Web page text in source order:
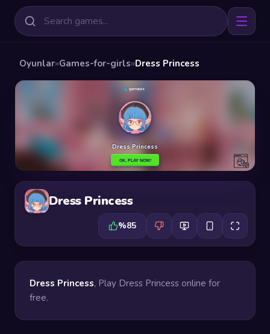
Oyunlar»Games-for-girls»Dress Princess
Dress Princess
%85
Dress Princess, Play Dress Princess online for
free.